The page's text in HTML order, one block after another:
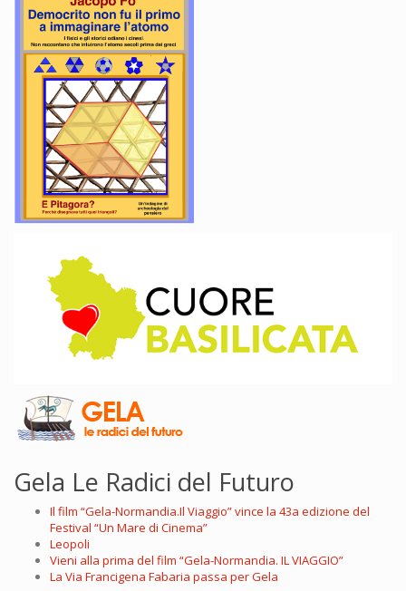
Gela Le Radici del Futuro
Il film “Gela-Normandia.Il Viaggio” vince la 43a edizione del
Festival “Un Mare di Cinema”
Leopoli
Vieni alla prima del film “Gela-Normandia. IL VIAGGIO”
La Via Francigena Fabaria passa per Gela